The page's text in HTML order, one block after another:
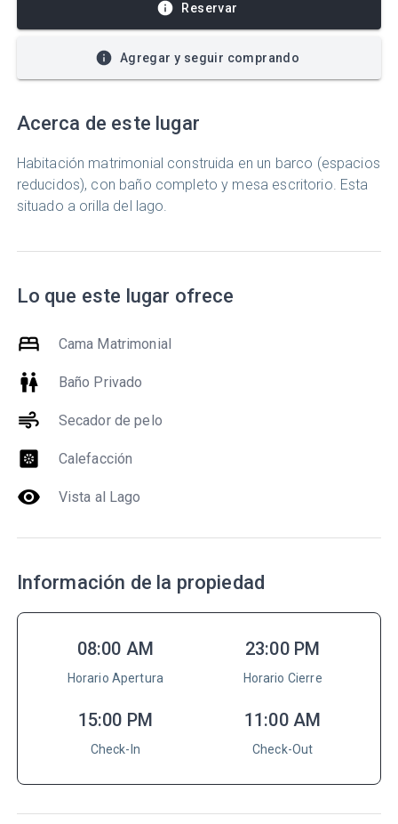
Reservar
Agregar y seguir comprando
Acerca de este lugar
Habitación matrimonial construida en un barco (espacios
reducidos), con baño completo y mesa escritorio. Esta
situado a orilla del lago.
Lo que este lugar ofrece
bed Cama Matrimonial
wc Baño Privado
air Secador de pelo
heat_pump Calefacción
visibility Vista al Lago
Información de la propiedad
08:00 AM
Horario Apertura
23:00 PM
Horario Cierre
15:00 PM
Check-In
11:00 AM
Check-Out